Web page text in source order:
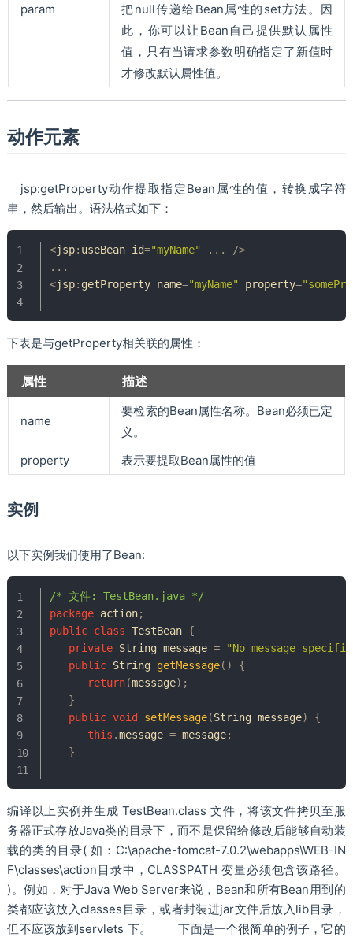
param
把null传递给Bean属性的set方法。因
此，你可以让Bean自己提供默认属性
值，只有当请求参数明确指定了新值时
才修改默认属性值。
动作元素
jsp:getProperty动作提取指定Bean属性的值，转换成字符
串，然后输出。语法格式如下：
<jsp: useBean id="myName" . . . />
. . .
<jsp: getProperty name="myName" property=
下表是与getProperty相关联的属性：
属性 描述
name
要检索的Bean属性名称。Bean必须已定
义。
property
表示要提取Bean属性的值
实例
以下实例我们使用了Bean:
/* 文件: TestBean.java */
package action;
public class TestBean {
private String message =
"No message
public String getMessage( )
{
return(message) ;
}
public void setMessage(String message)
{
this .message = message;
}
编译以上实例并生成 TestBean.class 文件，将该文件拷贝至服
务器正式存放Java类的目录下，而不是保留给修改后能够自动装
载的类的目录( 如：C:\apache-tomcat-7.0.2\webapps\WEB-IN
F\classes\action目录中，CLASSPATH 变量必须包含该路径。
)。例如，对于Java Web Server来说，Bean和所有Bean用到的
类都应该放入classes目录，或者封装进jar文件后放入lib目录，
但不应该放到servlets 下。 下面是一个很简单的例子，它的